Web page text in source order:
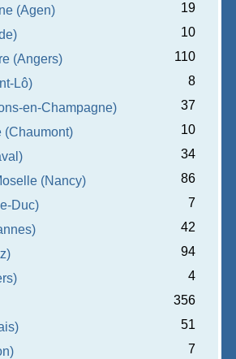
(Agen)
19
10
(Angers)
110
Lô)
8
en-Champagne)
37
(Chaumont)
10
34
(Nancy)
86
Duc)
7
42
94
4
356
51
7